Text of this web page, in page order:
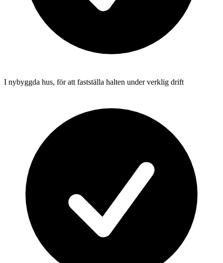
I nybyggda hus, för att fastställa halten under verklig drift